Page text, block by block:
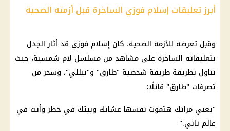
أبرز تعليقات إسلام فوزي الساخرة قبل أزمته الصحية
وقبل تعرضه للأزمة الصحية، كان إسلام فوزي قد أثار الجدل
بتعليقاته الساخرة على مشاهد من مسلسل لام شمسية، حيث
تناول بطريقة طريفة شخصية "طارق" و"نيللي"، وسخر من
تصرفات "طارق" قائلًا:
"يعني مراتك هتموت نفسها عشانك وبيتك في خطر وأنت في
عالم تاني."